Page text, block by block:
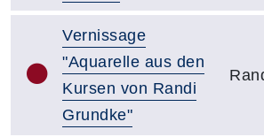
Vernissage
"Aquarelle aus den
Kursen von Randi
Grundke"